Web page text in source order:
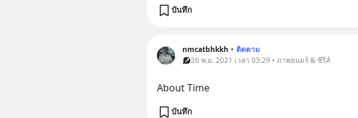
บันทึก
nmcatbhkkh • ติดตาม
26 พ.ย. 2021 เวลา 03:29 • ภาพยนตร์ & ซีรีส์
About Time
บันทึก